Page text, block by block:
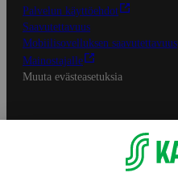
Palvelun käyttöehdot
Saavutettavuus
Mobiilisovelluksen saavutettavuus
Mainostajalle
Muuta evästeasetuksia
S-ryhmän palvelut